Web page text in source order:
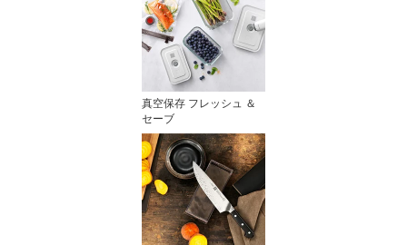
真空保存 フレッシュ ＆
セーブ